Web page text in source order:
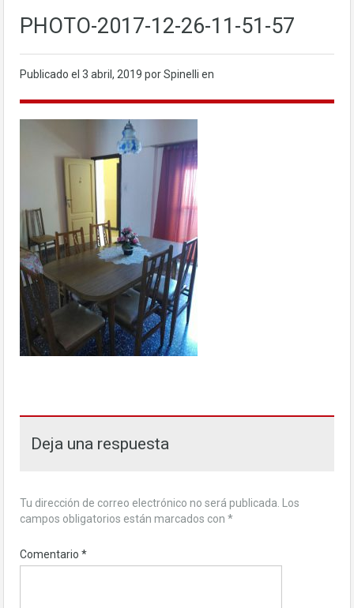
PHOTO-2017-12-26-11-51-57
Publicado el 3 abril, 2019 por Spinelli en
Deja una respuesta
Tu dirección de correo electrónico no será publicada.
Los
campos obligatorios están marcados con *
Comentario *